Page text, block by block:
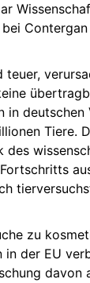
teuer,
in deutschen
Tiere.
des
zu
in der EU
davon